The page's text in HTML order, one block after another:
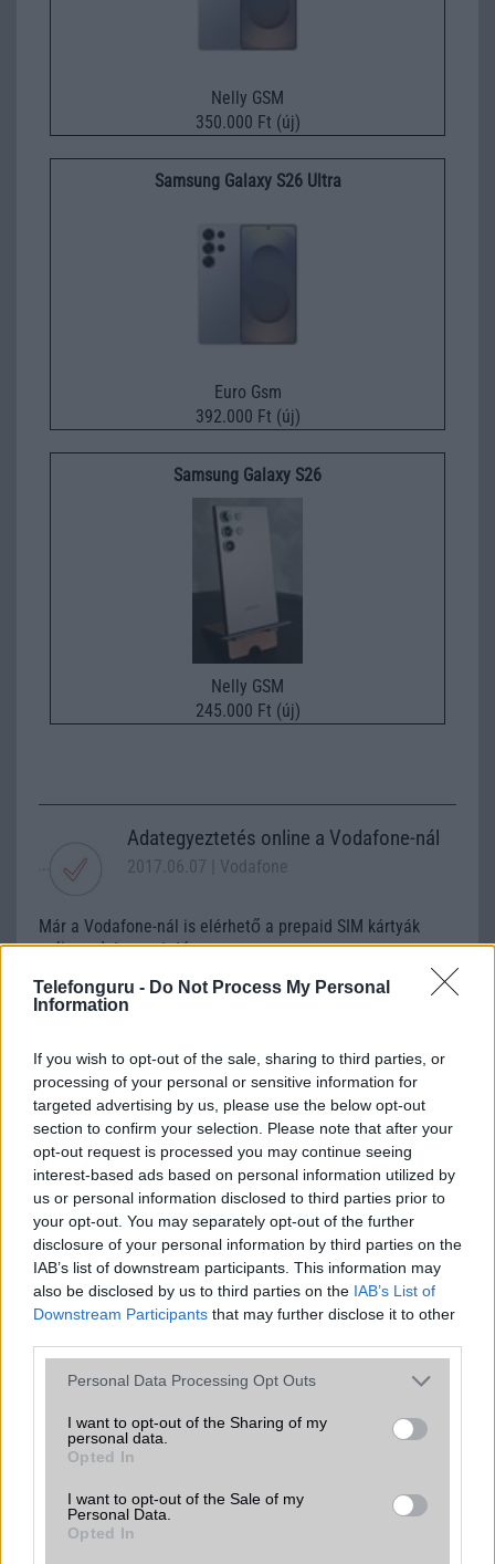
Telefonguru - Do Not Process My Personal
Information
If you wish to opt-out of the sale, sharing to third parties, or
processing of your personal or sensitive information for
targeted advertising by us, please use the below opt-out
section to confirm your selection. Please note that after your
opt-out request is processed you may continue seeing
interest-based ads based on personal information utilized by
us or personal information disclosed to third parties prior to
your opt-out. You may separately opt-out of the further
disclosure of your personal information by third parties on the
IAB’s list of downstream participants. This information may
also be disclosed by us to third parties on the IAB’s List of
Downstream Participants that may further disclose it to other
Please note that this website/app uses one or more Google
not limited to your visit or usage behaviour. You may click to
grant or deny consent to Google and its third-party tags to
use your data for below specified purposes in below Google
consent section.
Personal Data Processing Opt Outs
I want to opt-out of the Sharing of my
personal data.
Opted In
I want to opt-out of the Sale of my
Personal Data.
Opted In
Nelly GSM
350.000 Ft (új)
Samsung Galaxy S26 Ultra
Euro Gsm
392.000 Ft (új)
Samsung Galaxy S26
Nelly GSM
245.000 Ft (új)
Adategyeztetés online a Vodafone-nál
2017.06.07 | Vodafone
Már a Vodafone-nál is elérhető a prepaid SIM kártyák
online adategyeztetése
2022.11.04
Ha szeretünk telefonon, utazás vagy éppen várakozás
közben játszani, akkor mindenképpen egy játékokra
megfelelően optimalizált készülékre van szükségünk.
A tíz legjobb okostelefon 5 col alatt
2015.02.10| Phone Arena
Sokan nem rajonganak az évek óta egyre inkább növekvõ
kijelzõkért és szeretnének 5 col alatt maradni, hogy még
egyszerûen kezelhetõ legyen egy kézzel a mobil és akár a
zsebbe is gond nélkül beférjen.
Új tarifacsomagok a Vodafone-nál
2017.06.08
A Vodafone Magyarország ügyfelei visszajelzései nyomán